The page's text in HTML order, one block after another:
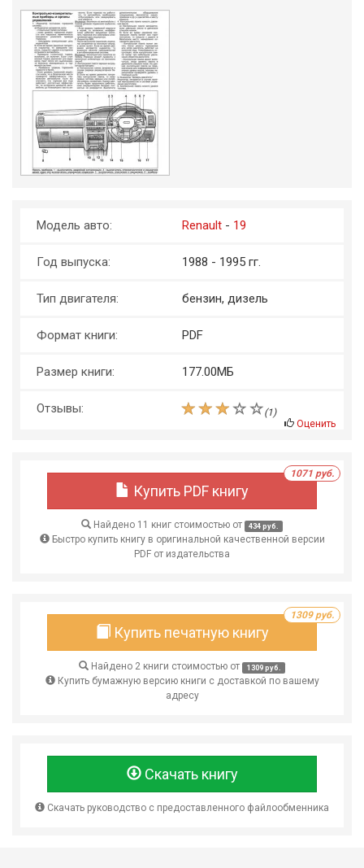
Модель авто: Renault - 19
Год выпуска: 1988 - 1995 гг.
Тип двигателя: бензин, дизель
Формат книги: PDF
Размер книги: 177.00МБ
Отзывы: (1)
Оценить
Купить PDF книгу
1071 руб.
Найдено 11 книг стоимостью от 434 руб.
Быстро купить книгу в оригинальной качественной версии
PDF от издательства
Купить печатную книгу
1309 руб.
Найдено 2 книги стоимостью от 1309 руб.
Купить бумажную версию книги с доставкой по вашему
адресу
Скачать книгу
Скачать руководство с предоставленного файлообменника